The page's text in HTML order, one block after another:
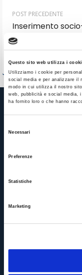
Questo sito web utilizza i
Utilizziamo i cookie per
social media e per analizzare il
modo in cui utilizza il nostro
web, pubblicità e social media,
ha fornito loro o che hanno
Necessari
Preferenze
Statistiche
Marketing
POST PRECEDENTE
Inserimento
lavorativo dei
in esecuzione
Servizi per
Servizi per